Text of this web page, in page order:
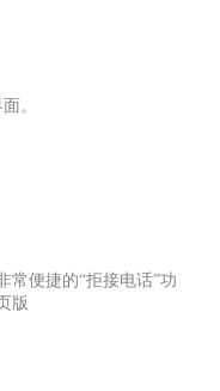
。
常便捷的“拒接电话”功
版